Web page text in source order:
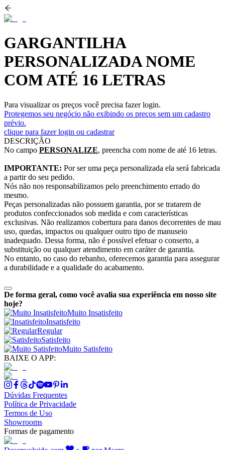
GARGANTILHA
PERSONALIZADA NOME
COM ATÉ 16 LETRAS
Para visualizar os preços você precisa fazer login.
Protegemos seu negócio não exibindo os preços sem um cadastro
prévio.
clique para fazer login ou cadastrar
DESCRIÇÃO
No campo PERSONALIZE, preencha com nome de até 16 letras.
IMPORTANTE: Por ser uma peça personalizada ela será fabricada
a partir do seu pedido.
Nós não nos responsabilizamos pelo preenchimento errado do
mesmo.
Peças personalizadas não possuem garantia, por se tratarem de
produtos confeccionados sob medida e com características
exclusivas. Não realizamos cobertura para danos decorrentes de mau
uso, quedas, impactos ou qualquer outro tipo de manuseio
inadequado. Dessa forma, não é possível efetuar o conserto, a
substituição ou qualquer atendimento em caráter de garantia.
No entanto, no caso do rebanho, oferecemos garantia para assegurar
a durabilidade e a qualidade do acabamento.
De forma geral, como você avalia sua experiência em nosso site
hoje?
Muito Insatisfeito
Insatisfeito
Regular
Satisfeito
Muito Satisfeito
BAIXE O APP:
Dúvidas Frequentes
Política de Privacidade
Termos de Uso
Showrooms
Formas de pagamento